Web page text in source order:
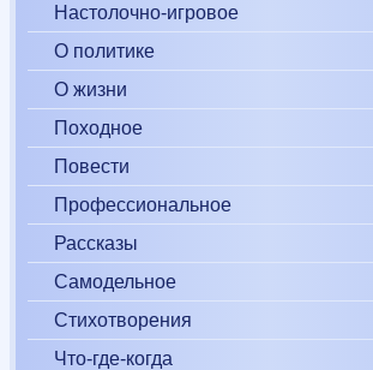
Настолочно-игровое
О политике
О жизни
Походное
Повести
Профессиональное
Рассказы
Самодельное
Стихотворения
Что-где-когда